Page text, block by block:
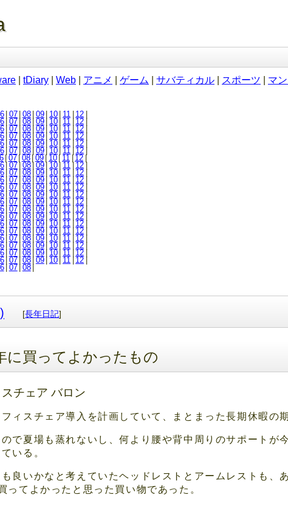
tDiary Web アニメ ゲーム サバティカル スポーツ マ
07 08 09 10 11 12
| 07 | 08 | 09 | 10 | 11 | 12 |
| 07 | 08 | 09 | 10 | 11 | 12 |
| 07 | 08 | 09 | 10 | 11 | 12 |
| 07 | 08 | 09 | 10 | 11 | 12 |
| 07 | 08 | 09 | 10 | 11 | 12 |
|07 |08 |09 | 10 | 11 | 12 |
| 07| 08| 09| 10| 11 | 12 |
| 07 | 08 | 09 | 10 | 11 | 12 |
| 07 | 08 | 09 | 10 | 11 | 12 |
| 07 | 08 | 09 | 10 | 11 | 12 |
| 07 | 08 | 09 | 10 | 11 | 12 |
| 07 | 08 | 09 | 10 | 11 | 12 |
| 07 | 08 | 09 | 10 | 11 | 12 |
| 07 | 08 | 09 | 10 | 11 | 12 |
| 07 | 08 | 09 | 10 | 11 | 12 |
| 07 | 08 | 09 | 10 | 11 | 12 |
| 07 | 08 | 09 | 10 | 11 | 12 |
| 07 | 08 | 09 | 10 | 11 | 12 |
| 07 | 08 | 09 | 10 | 11 | 12 |
| 07 | 08 | 09 | 10 | 11 | 12 |
| 07 | 08 |
[長年日記]
に買ってよかったもの
チェア バロン
ィスチェア導入を計画していて、まとまった長期休暇の
で夏場も蒸れないし、何より腰や背中周りのサポートが
いる。
良いかなと考えていたヘッドレストとアームレストも、
ってよかったと思った買い物であった。